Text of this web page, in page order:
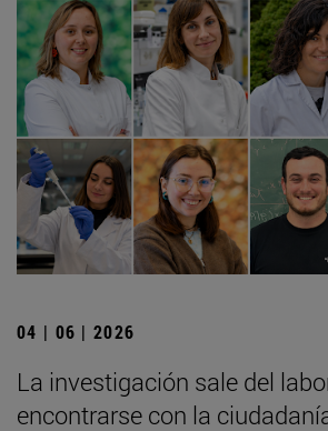
04 | 06 | 2026
La investigación sale del
encontrarse con la